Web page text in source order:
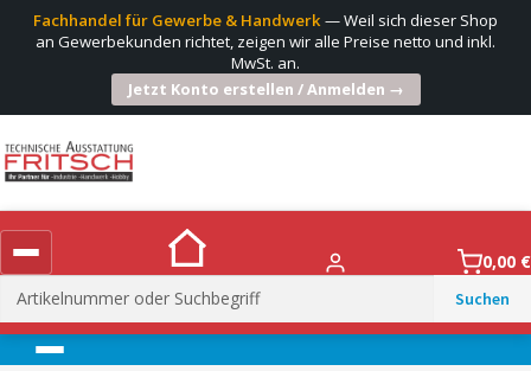
Fachhandel für Gewerbe & Handwerk— Weil sich dieser Shop
an Gewerbekunden richtet, zeigen wir alle Preise netto und inkl.
MwSt. an.
Jetzt Konto erstellen / Anmelden →
Suchen
nach:
0,00 €
Menü